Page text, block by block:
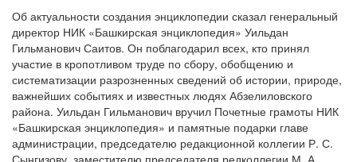
Об актуальности создания энциклопедии сказал генеральный
директор НИК «Башкирская энциклопедия» Уильдан
Гильманович Саитов. Он поблагодарил всех, кто принял
участие в кропотливом труде по сбору, обобщению и
систематизации разрозненных сведений об истории, природе,
важнейших событиях и известных людях Абзелиловского
района. Уильдан Гильманович вручил Почетные грамоты НИК
«Башкирская энциклопедия» и памятные подарки главе
администрации, председателю редакционной коллегии Р. С.
Сынгизову, заместителю председателя редколлегии М. А.